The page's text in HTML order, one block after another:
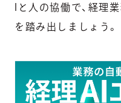
Iと人の協働で、経理
を踏み出しましょう。